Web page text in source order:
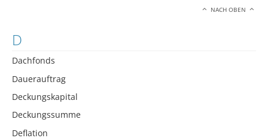
NACH OBEN
D
Dachfonds
Dauerauftrag
Deckungskapital
Deckungssumme
Deflation